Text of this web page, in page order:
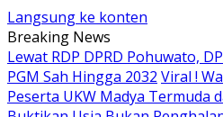
Langsung ke konten
Breaking News
Lewat RDP DPRD Pohuwato,
PGM Sah Hingga 2032 Viral !
Peserta UKW Madya Termuda